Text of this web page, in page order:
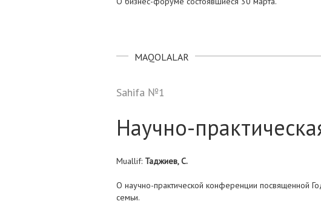
MAQOLALAR
Sahifa №1
Научно-
Muallif: Таджиев, С.
О научно-практической конференции посвященной
семьи.